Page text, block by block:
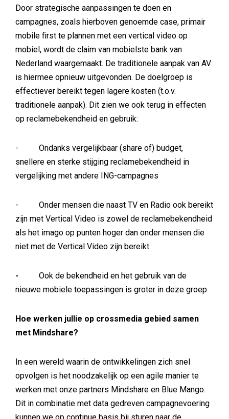
Door strategische aanpassingen te doen en
campagnes, zoals hierboven genoemde case, primair
mobile first te plannen met een vertical video op
mobiel, wordt de claim van mobielste bank van
Nederland waargemaakt. De traditionele aanpak van AV
is hiermee opnieuw uitgevonden. De doelgroep is
effectiever bereikt tegen lagere kosten (t.o.v.
traditionele aanpak). Dit zien we ook terug in effecten
op reclamebekendheid en gebruik:
- Ondanks vergelijkbaar (share of) budget,
snellere en sterke stijging reclamebekendheid in
vergelijking met andere ING-campagnes
- Onder mensen die naast TV en Radio ook bereikt
zijn met Vertical Video is zowel de reclamebekendheid
als het imago op punten hoger dan onder mensen die
niet met de Vertical Video zijn bereikt
- Ook de bekendheid en het gebruik van de
nieuwe mobiele toepassingen is groter in deze groep
Hoe werken jullie op crossmedia gebied samen
met Mindshare?
In een wereld waarin de ontwikkelingen zich snel
opvolgen is het noodzakelijk op een agile manier te
werken met onze partners Mindshare en Blue Mango.
Dit in combinatie met data gedreven campagnevoering
kunnen we op continue basis bij sturen naar de